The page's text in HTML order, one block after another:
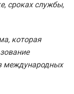
сроках службы,
которая
международных